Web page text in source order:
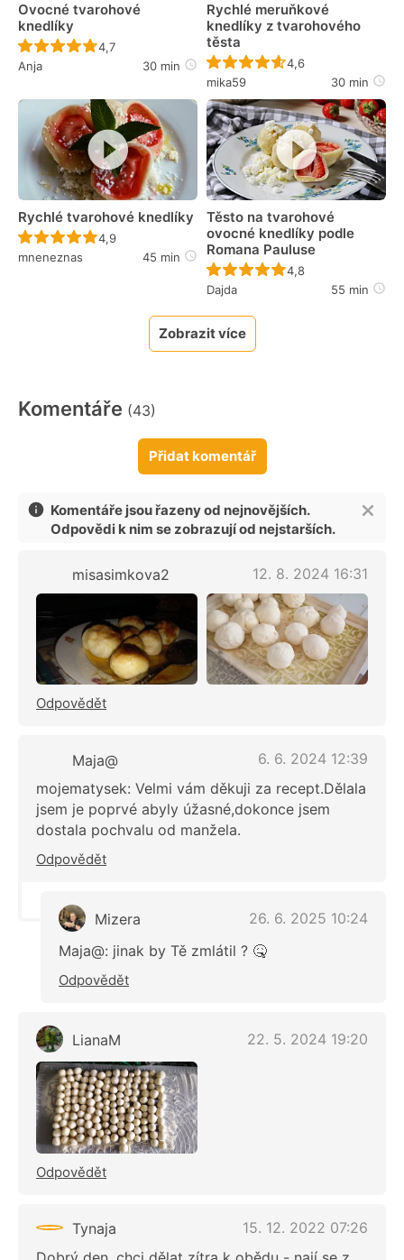
Ovocné tvarohové
knedlíky
Recept ještě nebyl hodnocen
4,7
Anja
30 min
Rychlé meruňkové
knedlíky z tvarohového
těsta
Recept ještě nebyl
4,6
mika59
30 min
Rychlé tvarohové knedlíky
Recept ještě nebyl hodnocen
4,9
mneneznas
45 min
Těsto na tvarohové
ovocné knedlíky podle
Romana Pauluse
Recept ještě nebyl
4,8
Dajda
55 min
Zobrazit více
Komentáře (43)
Přidat komentář
Komentáře jsou řazeny od nejnovějších.
Odpovědi k nim se zobrazují od nejstarších.
misasimkova2 12. 8. 2024 16:31
Odpovědět
Maja@
6. 6. 2024 12:39
mojematysek: Velmi vám děkuji za recept.Dělala
jsem je poprvé abyly úžasné,dokonce jsem
dostala pochvalu od manžela.
Odpovědět
Mizera
26. 6. 2025 10:24
Maja@: jinak by Tě zmlátil ? 🤒
Odpovědět
LianaM 22. 5. 2024 19:20
Odpovědět
Tynaja
15. 12. 2022 07:26